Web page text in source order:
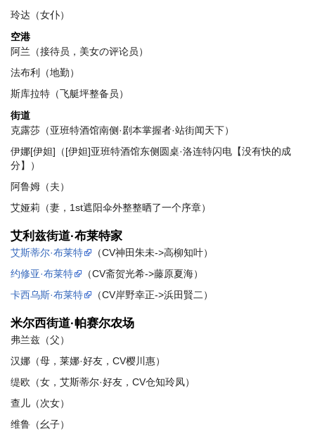
玲达（女仆）
空港
阿兰（接待员，美女の评论员）
法布利（地勤）
斯库拉特（飞艇坪整备员）
街道
克露莎（亚班特酒馆南侧·剧本掌握者·站街闻天下）
伊娜[伊妲]（[伊妲]亚班特酒馆东侧圆桌·洛连特闪电【没有快的成
分】）
阿鲁姆（夫）
艾娅莉（妻，1st遮阳伞外整整晒了一个序章）
艾利兹街道·布莱特家
艾斯蒂尔·布莱特
（CV神田朱未->高柳知叶）
约修亚·布莱特
（CV斋贺光希->藤原夏海）
卡西乌斯·布莱特
（CV岸野幸正->浜田賢二）
米尔西街道·帕赛尔农场
弗兰兹（父）
汉娜（母，莱娜·好友，CV樱川惠）
缇欧（女，艾斯蒂尔·好友，CV仓知玲凤）
查儿（次女）
维鲁（幺子）